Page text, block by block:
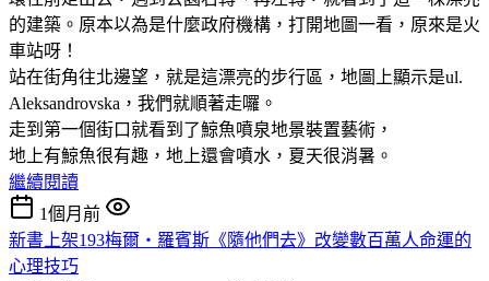
的建築。原本以為是什麼政府機構，打開地圖一看，原來是火
車站呀！
站在街角往北邊望，就是這漂亮的步行區，地圖上顯示是ul.
Aleksandrovska，我們就順著走囉。
走到第一個街口就看到了鯨魚噴泉地景裝置藝術，
地上有鯨魚很有趣，地上還會噴水，夏天很消暑。
繼續閱讀
1個月前
新書上架193梅爾‧羅賓斯《隨他們去》改變數百萬人命運的
心理技巧